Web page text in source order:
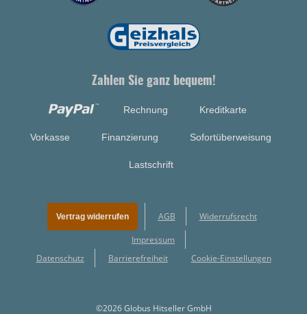
Zahlen Sie ganz bequem!
Rechnung Kreditkarte
Vorkasse Finanzierung Sofortüberweisung
Lastschrift
©2026 Globus Hitseller GmbH
Vertrag widerrufen AGB Widerrufsrecht
Impressum
Datenschutz
Barrierefreiheit Cookie-Einstellungen